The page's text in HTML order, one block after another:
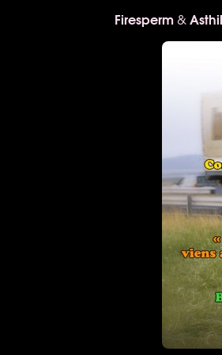
Firesperm &